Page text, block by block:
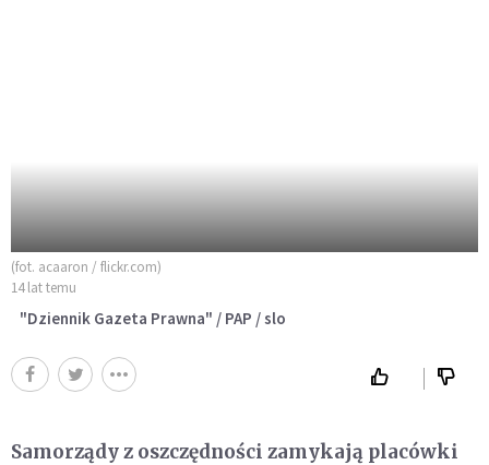
(fot. acaaron / flickr.com)
14 lat temu
"Dziennik Gazeta Prawna" / PAP / slo
Samorządy z oszczędności zamykają placówki